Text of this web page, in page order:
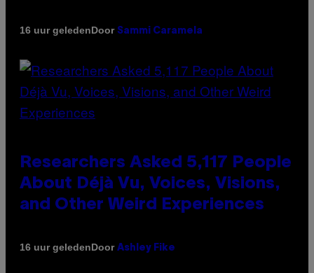
16 uur geledenDoor Sammi Caramela
Researchers Asked 5,117 People
About Déjà Vu, Voices, Visions,
and Other Weird Experiences
16 uur geledenDoor Ashley Fike